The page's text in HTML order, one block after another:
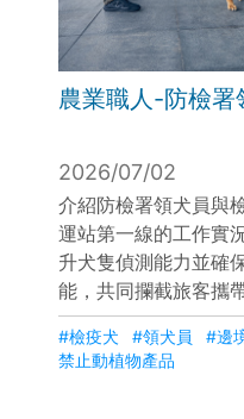
農業職人-防檢署
2026/07/02
介紹防檢署領犬員與
運站第一線的工作實
升犬隻偵測能力並確
能，共同攔截旅客攜
品，防止境外病蟲害
調檢疫犬是守住旅客
報的最後防線，同時
#檢疫犬 #領犬員 #邊
禁止動植物產品